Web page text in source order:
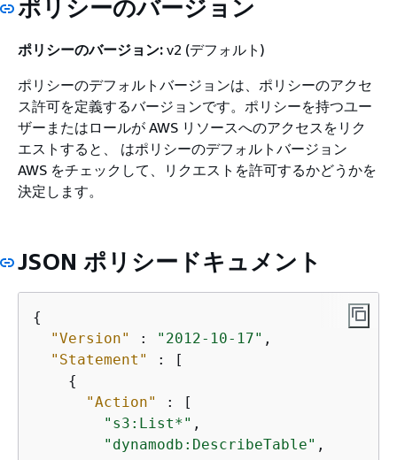
ポリシーのバージョン
ポリシーのバージョン: v2 (デフォルト)
ポリシーのデフォルトバージョンは、ポリシーのアクセ
ス許可を定義するバージョンです。ポリシーを持つユー
ザーまたはロールが AWS リソースへのアクセスをリク
エストすると、 はポリシーのデフォルトバージョン
AWS をチェックして、リクエストを許可するかどうかを
決定します。
JSON ポリシードキュメント
{
"Version"
: "2012-10-17" ,
"Statement"
: [
{
"Action"
: [
"s3:List*" ,
"dynamodb:DescribeTable" ,